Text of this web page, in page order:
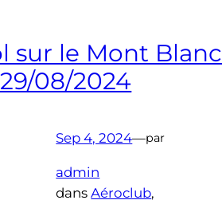
sur le Mont Blanc
08/2024
Sep 4, 2024—par
admin
dansAéroclub